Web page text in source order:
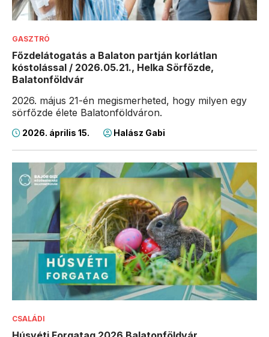
GASZTRÓ
Főzdelátogatás a Balaton partján korlátlan
kóstolással / 2026.05.21., Helka Sörfőzde,
Balatonföldvár
2026. május 21-én megismerheted, hogy milyen egy
sörfőzde élete Balatonföldváron.
2026. április 15. Halász Gabi
CSALÁDI